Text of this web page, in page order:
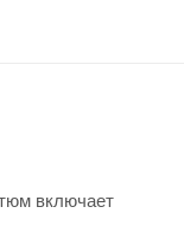
включает